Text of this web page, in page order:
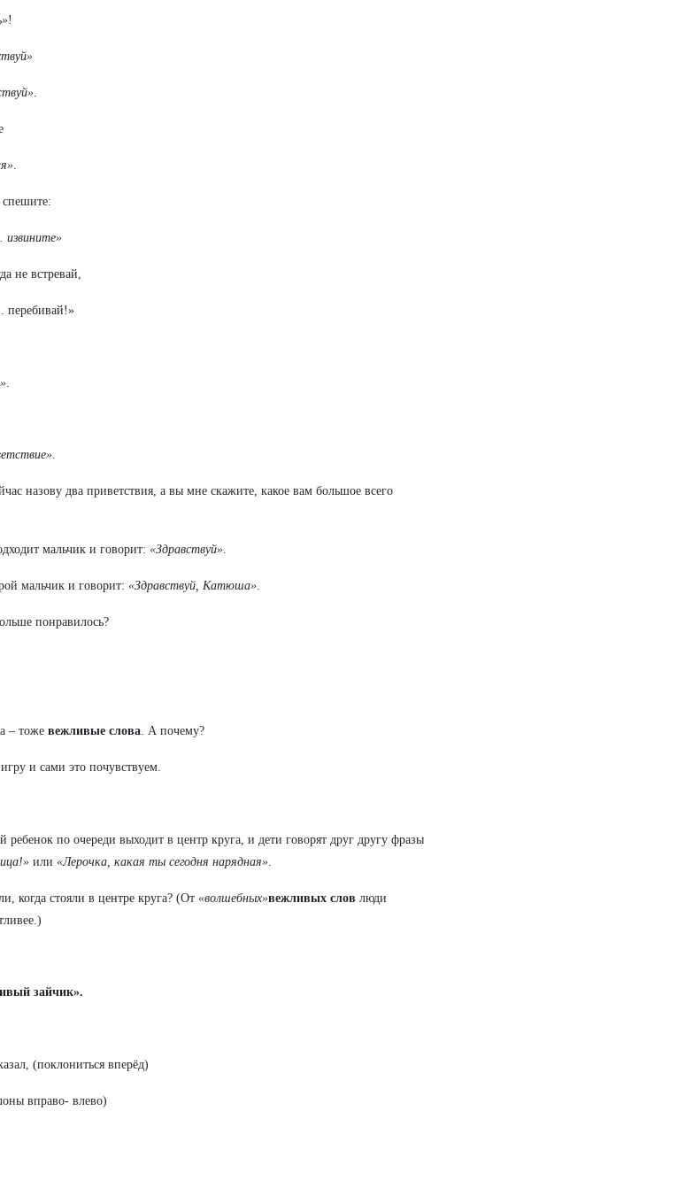
!
.
.
спешите:
не встревай,
перебивай!»
.
.
назову два приветствия, а вы мне скажите, какое вам большое всего
мальчик и говорит: «Здравствуй».
мальчик и говорит: «Здравствуй, Катюша».
понравилось?
– тоже вежливые слова. А почему?
и сами это почувствуем.
ребенок по очереди выходит в центр круга, и дети говорят друг другу фразы
или «Лерочка, какая ты сегодня нарядная».
когда стояли в центре круга? (От «волшебных»вежливых слов люди
зайчик».
(поклониться вперёд)
вправо- влево)